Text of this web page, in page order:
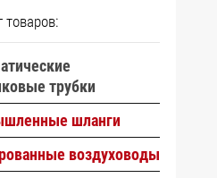
товаров:
трубки
шланги
воздуховоды